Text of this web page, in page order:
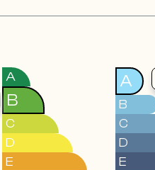
A
B
C
D
E
A
B
C
D
E